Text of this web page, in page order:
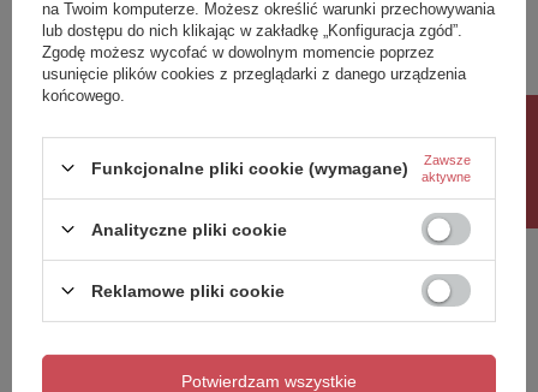
Marka
POLYSAN
Kolor
Czarny mat
Materiał
ABS/PMMA
Instalacja
EAN
8590729084488
Taric
39221000
Gwarancja
2 lata
produkcji (dni):
Gwarancja w miesiącach
kolor Czarny Mat
Potrzebujesz pomocy? Masz pytania?
Zadaj pytanie a my odpowiemy niezwłocznie,
dla innych.
Zadaj pytanie
Napisz swoją opinię
na Twoim komputerze. Możesz określić warunki przechowywania
lub dostępu do nich klikając w zakładkę „Konfiguracja zgód”.
Zgodę możesz wycofać w dowolnym momencie poprzez
usunięcie plików cookies z przeglądarki z danego urządzenia
końcowego.
Funkcjonalne pliki cookie (wymagane)
Zawsze
aktywne
Analityczne pliki cookie
Reklamowe pliki cookie
Potwierdzam wszystkie